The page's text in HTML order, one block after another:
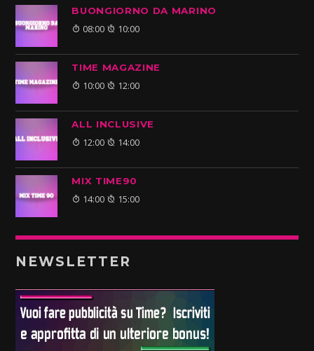
BUONGIORNO DA MARINO
08:00 10:00
TIME MAGAZINE
10:00 12:00
ALL INCLUSIVE
12:00 14:00
MIX TIME90
14:00 15:00
NEWSLETTER